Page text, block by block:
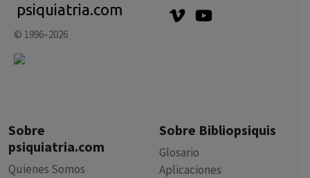
psiquiatria.com
© 1996–2026
Sobre
psiquiatria.com
Quienes Somos
Sobre Bibliopsiquis
Glosario
Aplicaciones